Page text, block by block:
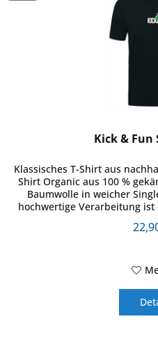
Kick & Fun
Klassisches T-Shirt aus
Shirt Organic aus 100 %
Baumwolle in weicher
hochwertige Verarbeitung